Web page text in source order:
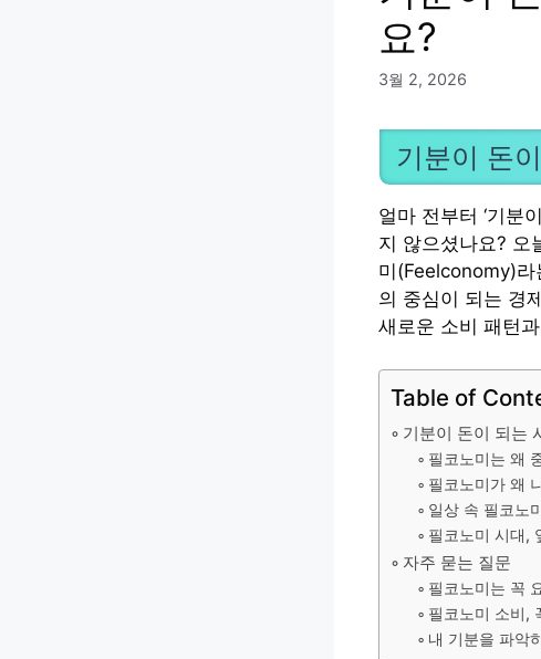
요?
3월 2, 2026
기분이 돈
얼마 전부터 ‘기분
지 않으셨나요? 오
미(Feelconomy)라
의 중심이 되는 경
새로운 소비 패턴
Table of
기분이 돈이 되는
필코노미는 왜
필코노미가 왜
일상 속 필코노
필코노미 시대,
자주 묻는 질문
필코노미는 꼭
필코노미 소비,
내 기분을 파악